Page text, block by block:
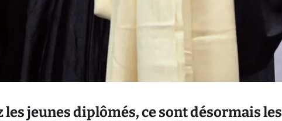
jeunes diplômés, ce sont désormais les